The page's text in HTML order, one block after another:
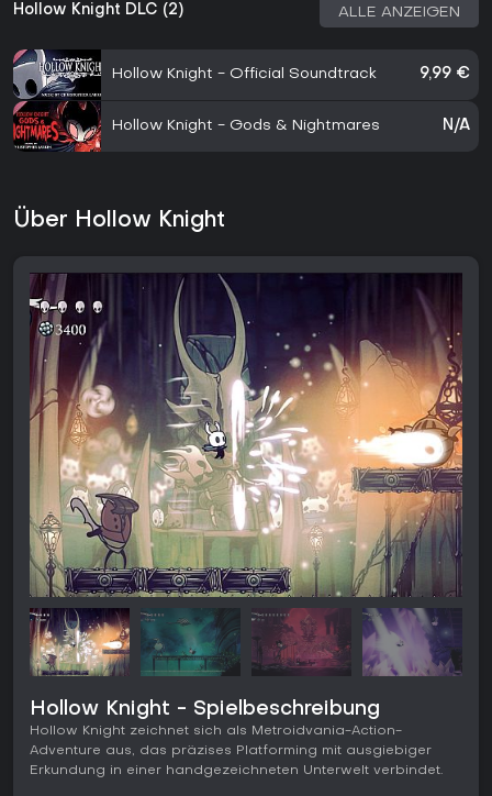
Hollow Knight DLC (2) ALLE ANZEIGEN
Hollow Knight - Official Soundtrack 9,99 €
Hollow Knight - Gods & Nightmares N/A
Über Hollow Knight
Hollow Knight - Spielbeschreibung
Hollow Knight zeichnet sich als Metroidvania-Action-
Adventure aus, das präzises Platforming mit ausgiebiger
Erkundung in einer handgezeichneten Unterwelt verbindet.